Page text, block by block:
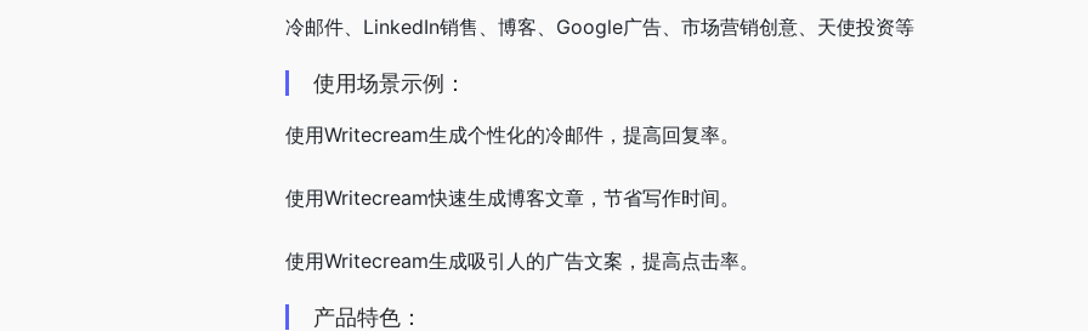
冷邮件、LinkedIn销售、博客、Google广告、市场营销创意、天使投资等
使用场景示例：
使用Writecream生成个性化的冷邮件，提高回复率。
使用Writecream快速生成博客文章，节省写作时间。
使用Writecream生成吸引人的广告文案，提高点击率。
产品特色：